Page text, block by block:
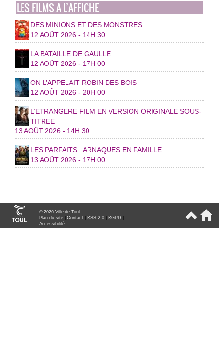
LES FILMS A L’AFFICHE
DES MINIONS ET DES MONSTRES
12 AOÛT 2026 - 14H 30
LA BATAILLE DE GAULLE
12 AOÛT 2026 - 17H 00
ON L’APPELAIT ROBIN DES BOIS
12 AOÛT 2026 - 20H 00
L’ETRANGERE FILM EN VERSION ORIGINALE SOUS-
TITREE
13 AOÛT 2026 - 14H 30
LES PARFAITS : ARNAQUES EN FAMILLE
13 AOÛT 2026 - 17H 00
© 2026 Ville de Toul
Plan du site
Contact RSS 2.0 RGPD
Accessibilité